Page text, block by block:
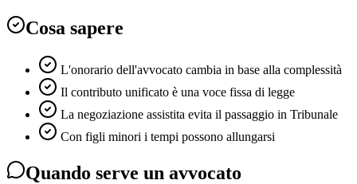
Cosa sapere
L'onorario dell'avvocato cambia in base alla complessità
Il contributo unificato è una voce fissa di legge
La negoziazione assistita evita il passaggio in Tribunale
Con figli minori i tempi possono allungarsi
Quando serve un avvocato